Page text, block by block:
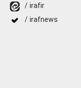
/ irafir
/ irafnews